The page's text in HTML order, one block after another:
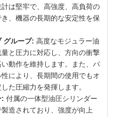
は堅牢で、高強度、高負荷の
、機器の長期的な安定性を保
グループ: 高度なモジュラー油
と圧力に対応し、方向の衝撃
動作を維持します。また、バ
により、長期間の使用でもオ
た圧縮力を発揮します。
: 付属の一体型油圧シリンダー
造されており、強度が向上